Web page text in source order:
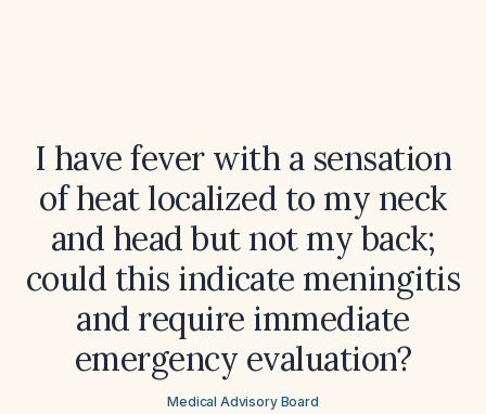
I have fever with a sensation
of heat localized to my neck
and head but not my back;
could this indicate meningitis
and require immediate
emergency evaluation?
Medical Advisory Board